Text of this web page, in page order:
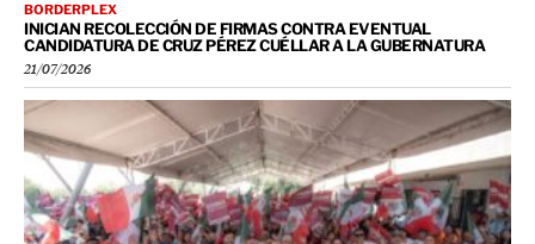
BORDERPLEX
INICIAN RECOLECCIÓN DE FIRMAS CONTRA EVENTUAL
CANDIDATURA DE CRUZ PÉREZ CUÉLLAR A LA GUBERNATURA
21/07/2026